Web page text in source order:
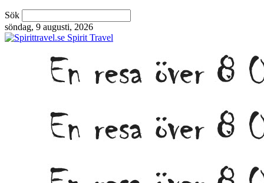
Sök
söndag, 9 augusti, 2026
Spirit Travel